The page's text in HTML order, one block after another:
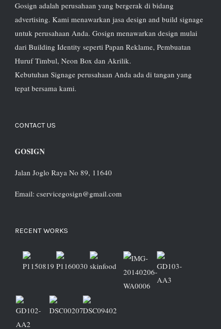
Gosign adalah perusahaan yang bergerak di bidang
advertising. Kami menawarkan jasa design and build signage
untuk perusahaan Anda. Gosign menawarkan design mulai
dari Building Identity seperti Papan Reklame, Pembuatan
Huruf Timbul, Neon Box dan Akrilik.
Kebutuhan Signage perusahaan Anda ada di tangan yang
tepat bersama kami.
CONTACT US
GOSIGN
Jalan Joglo Raya No 89, 11640
Email: cservicegosign@gmail.com
RECENT WORKS